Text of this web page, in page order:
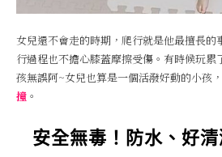
女兒還不會走的時期，爬行就是他最擅長的
行過程也不擔心膝蓋摩擦受傷。有時候玩
孩無誤阿~女兒也算是一個活潑好動的小孩，
撞 。
安全無毒！防水、好